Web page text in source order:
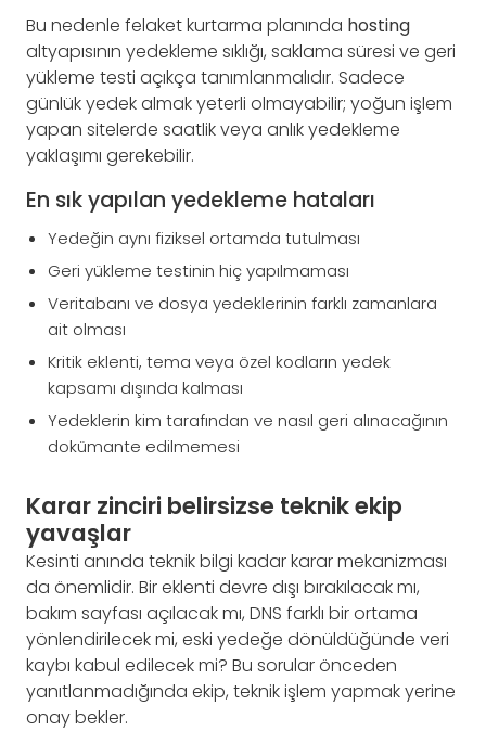
Bu nedenle felaket kurtarma planında hosting
altyapısının yedekleme sıklığı, saklama süresi ve geri
yükleme testi açıkça tanımlanmalıdır. Sadece
günlük yedek almak yeterli olmayabilir; yoğun işlem
yapan sitelerde saatlik veya anlık yedekleme
yaklaşımı gerekebilir.
En sık yapılan yedekleme hataları
Yedeğin aynı fiziksel ortamda tutulması
Geri yükleme testinin hiç yapılmaması
Veritabanı ve dosya yedeklerinin farklı zamanlara
ait olması
Kritik eklenti, tema veya özel kodların yedek
kapsamı dışında kalması
Yedeklerin kim tarafından ve nasıl geri alınacağının
dokümante edilmemesi
Karar zinciri belirsizse teknik ekip
yavaşlar
Kesinti anında teknik bilgi kadar karar mekanizması
da önemlidir. Bir eklenti devre dışı bırakılacak mı,
bakım sayfası açılacak mı, DNS farklı bir ortama
yönlendirilecek mi, eski yedeğe dönüldüğünde veri
kaybı kabul edilecek mi? Bu sorular önceden
yanıtlanmadığında ekip, teknik işlem yapmak yerine
onay bekler.